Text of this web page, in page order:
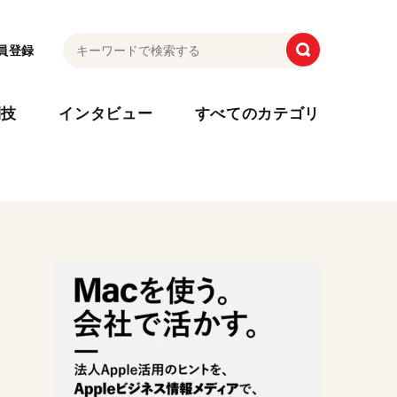
登録
インタビュー すべてのカテゴリ